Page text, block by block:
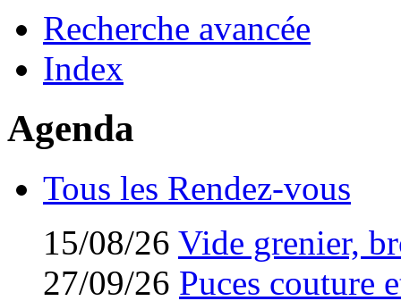
Recherche avancée
Index
Agenda
Tous les Rendez-vous
15/08/26 Vide grenier,
27/09/26 Puces couture